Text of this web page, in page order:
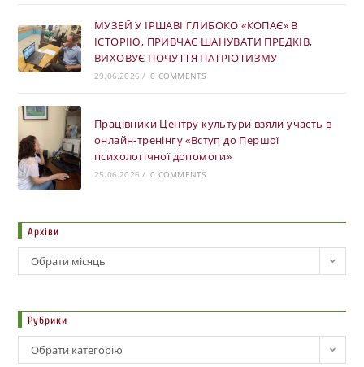
МУЗЕЙ У ІРШАВІ ГЛИБОКО «КОПАЄ» В
ІСТОРІЮ, ПРИВЧАЄ ШАНУВАТИ ПРЕДКІВ,
ВИХОВУЄ ПОЧУТТЯ ПАТРІОТИЗМУ
29.06.2026 / 0 COMMENTS
Працівники Центру культури взяли участь в
онлайн-тренінгу «Вступ до Першої
психологічної допомоги»
25.06.2026 / 0 COMMENTS
Архіви
Обрати місяць
Рубрики
Обрати категорію